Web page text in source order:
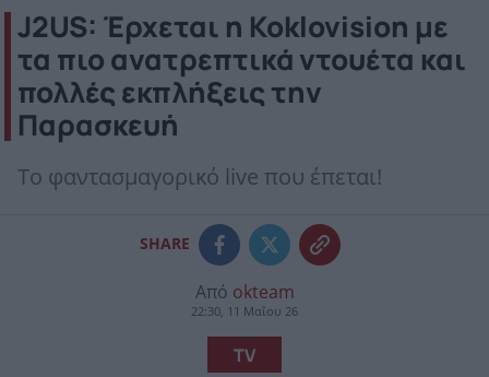
J2US: Έρχεται η Koklovision με
τα πιο ανατρεπτικά ντουέτα και
πολλές εκπλήξεις την
Παρασκευή
Το φαντασμαγορικό live που έπεται!
SHARE
Από okteam
22:30, 11 Μαΐου 26
TV